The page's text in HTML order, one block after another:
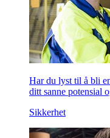
Har du lyst til å bli
ditt sanne potensial
Sikkerhet